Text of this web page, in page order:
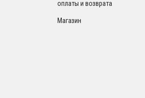
оплаты и возврата
Магазин